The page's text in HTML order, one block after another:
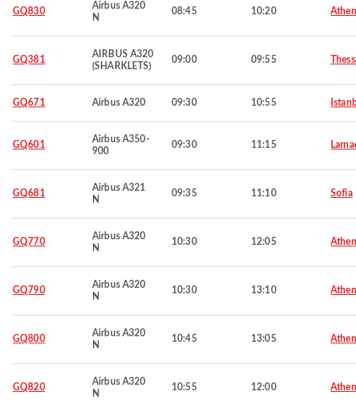
GQ830
Airbus A320
N
08:45 10:20
GQ381
AIRBUS A320
(SHARKLETS)
09:00 09:55
GQ671 Airbus A320 09:30 10:55
GQ601
Airbus A350-
900
09:30 11:15
GQ681
Airbus A321
N
09:35 11:10 Sofia
GQ770
Airbus A320
N
10:30 12:05
GQ790
Airbus A320
N
10:30 13:10
GQ800
Airbus A320
N
10:45 13:05
GQ820
Airbus A320
N
10:55 12:00